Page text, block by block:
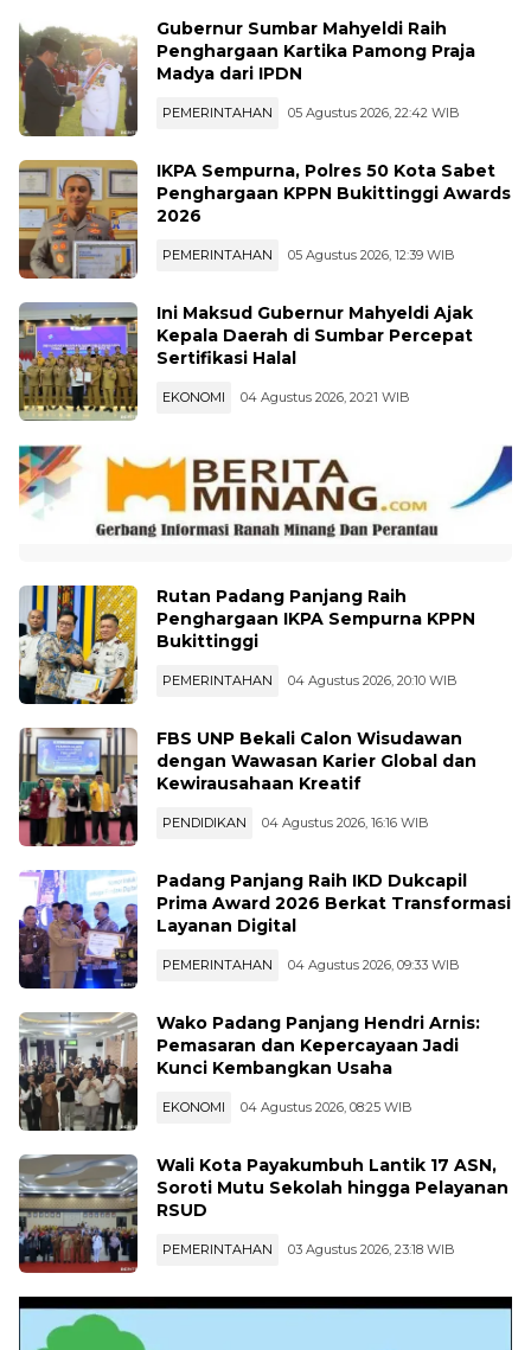
Gubernur Sumbar Mahyeldi Raih
Penghargaan Kartika Pamong Praja
Madya dari IPDN
PEMERINTAHAN 05 Agustus 2026, 22:42 WIB
IKPA Sempurna, Polres 50 Kota Sabet
Penghargaan KPPN Bukittinggi Awards
2026
PEMERINTAHAN 05 Agustus 2026, 12:39 WIB
Ini Maksud Gubernur Mahyeldi Ajak
Kepala Daerah di Sumbar Percepat
Sertifikasi Halal
EKONOMI 04 Agustus 2026, 20:21 WIB
Rutan Padang Panjang Raih
Penghargaan IKPA Sempurna KPPN
Bukittinggi
PEMERINTAHAN 04 Agustus 2026, 20:10 WIB
FBS UNP Bekali Calon Wisudawan
dengan Wawasan Karier Global dan
Kewirausahaan Kreatif
PENDIDIKAN 04 Agustus 2026, 16:16 WIB
Padang Panjang Raih IKD Dukcapil
Prima Award 2026 Berkat Transformasi
Layanan Digital
PEMERINTAHAN 04 Agustus 2026, 09:33 WIB
Wako Padang Panjang Hendri Arnis:
Pemasaran dan Kepercayaan Jadi
Kunci Kembangkan Usaha
EKONOMI 04 Agustus 2026, 08:25 WIB
Wali Kota Payakumbuh Lantik 17 ASN,
Soroti Mutu Sekolah hingga Pelayanan
RSUD
PEMERINTAHAN 03 Agustus 2026, 23:18 WIB